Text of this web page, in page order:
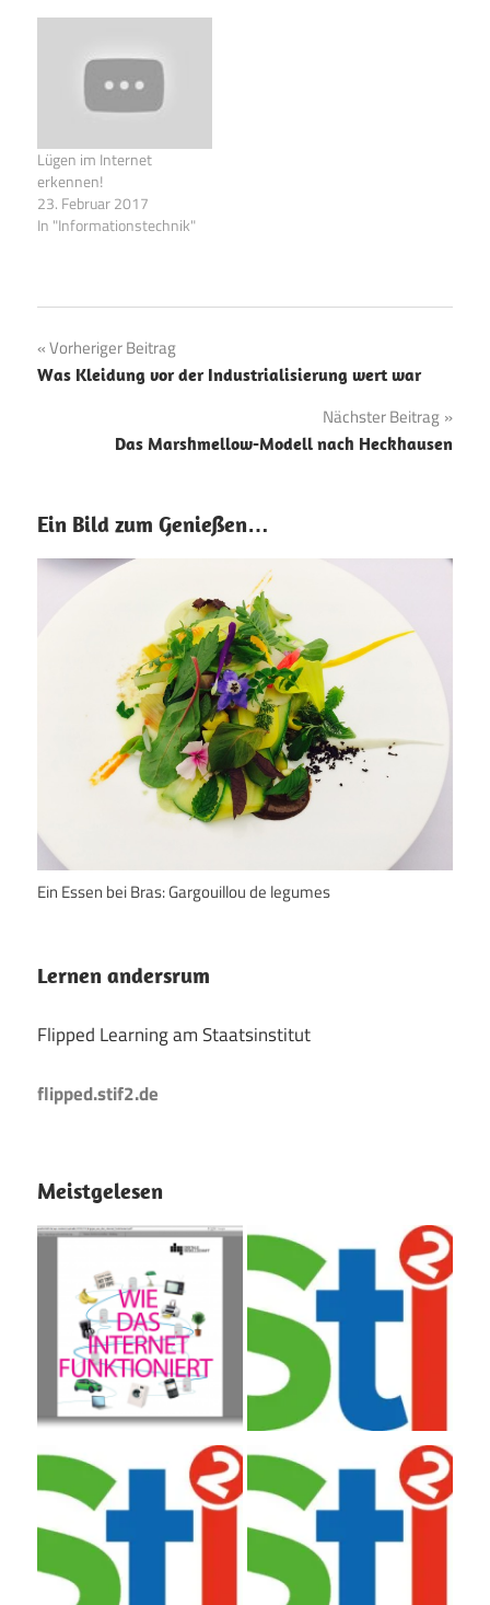
Lügen im Internet
erkennen!
23. Februar 2017
In "Informationstechnik"
Beitragsnavigation
Vorheriger Beitrag
Was Kleidung vor der Industrialisierung wert war
Nächster Beitrag
Das Marshmellow-Modell nach Heckhausen
Ein Bild zum Genießen…
Ein Essen bei Bras: Gargouillou de legumes
Lernen andersrum
Flipped Learning am Staatsinstitut
flipped.stif2.de
Meistgelesen